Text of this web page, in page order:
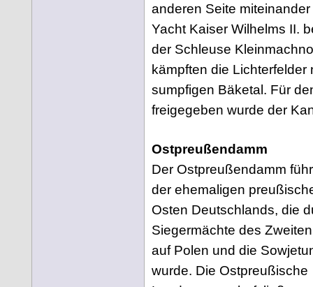
anderen Seite
Yacht Kaiser Wilhelms II.
der Schleuse
kämpften die
sumpfigen Bäketal. Für
freigegeben wurde der
Ostpreußendamm
Der Ostpreußendamm
der ehemaligen
Osten Deutschlands, die
Siegermächte des
auf Polen und die
wurde. Die Ostpreußische